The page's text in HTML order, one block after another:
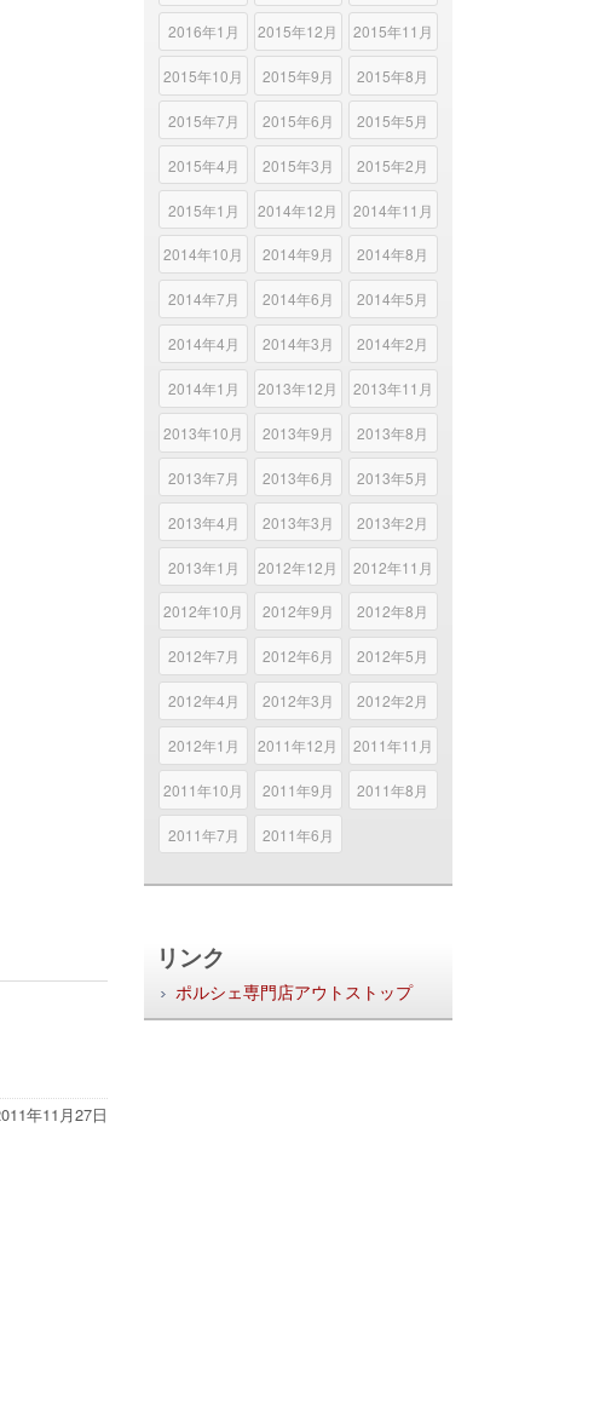
年11月27日
2016年1月 2015年12月 2015年11月
2015年10月 2015年9月 2015年8月
2015年7月 2015年6月 2015年5月
2015年4月 2015年3月 2015年2月
2015年1月 2014年12月 2014年11月
2014年10月 2014年9月 2014年8月
2014年7月 2014年6月 2014年5月
2014年4月 2014年3月 2014年2月
2014年1月 2013年12月 2013年11月
2013年10月 2013年9月 2013年8月
2013年7月 2013年6月 2013年5月
2013年4月 2013年3月 2013年2月
2013年1月 2012年12月 2012年11月
2012年10月 2012年9月 2012年8月
2012年7月 2012年6月 2012年5月
2012年4月 2012年3月 2012年2月
2012年1月 2011年12月 2011年11月
2011年10月 2011年9月 2011年8月
2011年7月 2011年6月
リンク
ポルシェ専門店アウトストップ